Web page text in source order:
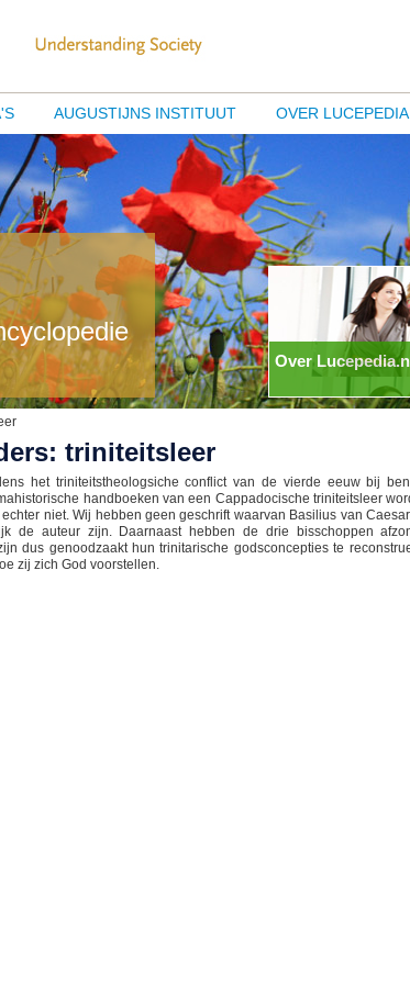
AUGUSTIJNS INSTITUUT OVER LUCEPEDIA
Over
triniteitsleer
het triniteitstheologsiche conflict van de vierde eeuw bij
handboeken van een Cappadocische triniteitsleer
niet. Wij hebben geen geschrift waarvan Basilius van
de auteur zijn. Daarnaast hebben de drie bisschoppen
dus genoodzaakt hun trinitarische godsconcepties te
zij zich God voorstellen.